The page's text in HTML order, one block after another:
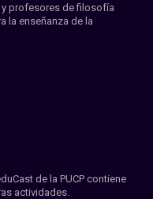
profesores de filosofía
la enseñanza de la
de la PUCP contiene
actividades.